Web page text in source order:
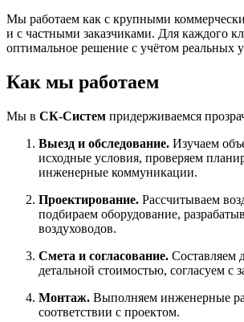
Мы работаем как с крупными
и с частными заказчиками. Для каждого
оптимальное решение с учётом реальных
Как мы работаем
Мы в СК-Систем придерживаемся
Выезд и обследование. Изучаем
исходные условия, проверяем
инженерные коммуникации.
Проектирование. Рассчитываем
подбираем оборудование,
воздуховодов.
Смета и согласование. Составляем
детальной стоимостью, согласуем с
Монтаж. Выполняем инженерные
соответствии с проектом.